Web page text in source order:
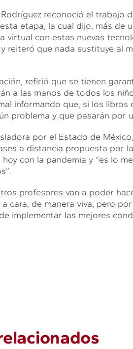
reconoció el trabajo
etapa, la cual dijo, más de
virtual con estas nuevas
reiteró que nada sustituye al
refirió que se tienen
a las manos de todos los
informando que, si los
problema y que pasarán por
por el Estado de
a distancia propuesta por
con la pandemia y “es lo
profesores van a poder
cara, de manera viva, pero
implementar las mejores